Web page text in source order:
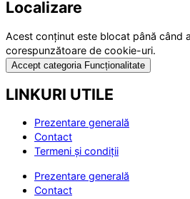
Localizare
Acest conținut este blocat până când
corespunzătoare de cookie-uri.
Accept categoria Funcționalitate
LINKURI UTILE
Prezentare generală
Contact
Termeni și condiții
Prezentare generală
Contact